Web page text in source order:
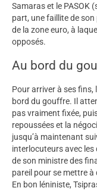
Samaras et le PASOK
part, une faillite de
de la zone euro, à
opposés.
Au bord du
Pour arriver à ses
bord du gouffre. Il
pas vraiment fixée,
repoussées et la
jusqu’à maintenant
interlocuteurs avec
de son ministre des
pareil pour se mettre à
En bon léniniste,